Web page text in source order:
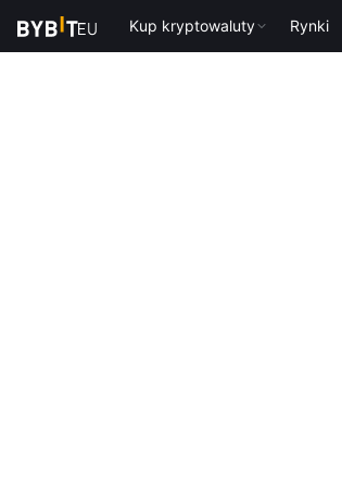
Kup kryptowaluty Rynki